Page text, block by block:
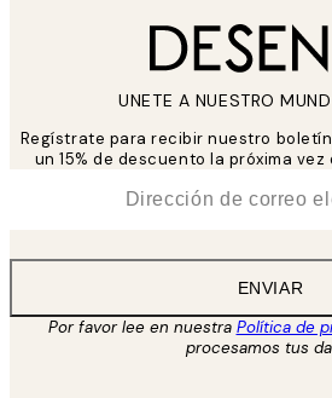
UNETE A NUESTRO
Regístrate para recibir nuestro
un 15% de descuento la próxima
ENVIAR
Por favor lee en nuestra Política de
procesamos tus